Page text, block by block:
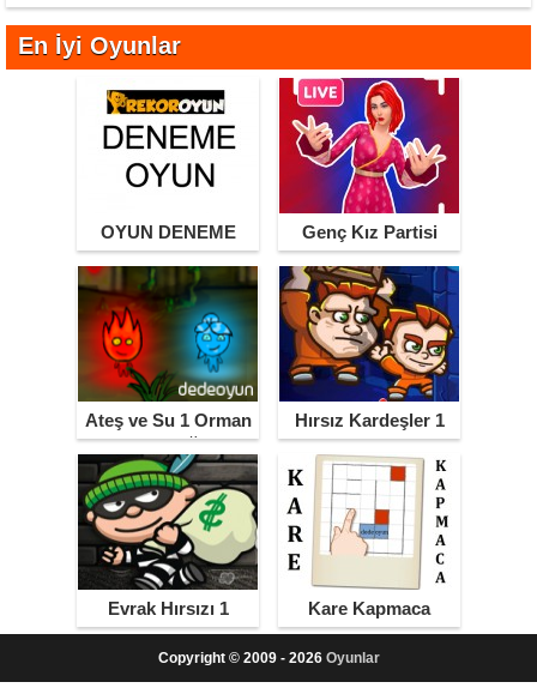
En İyi Oyunlar
OYUN DENEME Genç Kız Partisi
Ateş ve Su 1 Orman
Tapınağı
Hırsız Kardeşler 1
Evrak Hırsızı 1 Kare Kapmaca
Copyright © 2009 - 2026 Oyunlar